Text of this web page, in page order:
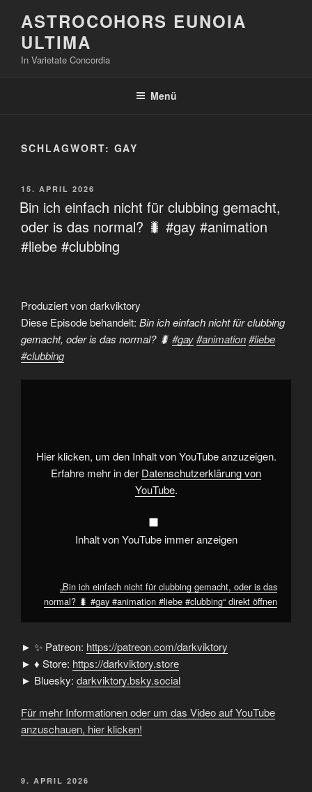
Inhalt
springen
ASTROCOHORS EUNOIA
ULTIMA
In Varietate Concordia
Menü
SCHLAGWORT: GAY
VERÖFFENTLICHT
AM
15. APRIL 2026
Bin ich einfach nicht für clubbing gemacht,
oder is das normal? 🐛 #gay #animation
#liebe #clubbing
Produziert von darkviktory
Diese Episode behandelt: Bin ich einfach nicht für clubbing
gemacht, oder is das normal? 🐛 #gay#animation#liebe
#clubbing
„Bin
oder
normal?
Hier klicken, um den Inhalt von YouTube anzuzeigen.
Erfahre mehr in der Datenschutzerklärung von
YouTube.
Inhalt von YouTube immer anzeigen
„Bin ich einfach nicht für clubbing gemacht, oder is das
normal? 🐛 #gay #animation #liebe #clubbing“ direkt öffnen
► ✨ Patreon: https://patreon.com/darkviktory
► ♦ Store: https://darkviktory.store
► Bluesky: darkviktory.bsky.social
Für mehr Informationen oder um das Video auf YouTube
anzuschauen, hier klicken!
VERÖFFENTLICHT
9. APRIL 2026